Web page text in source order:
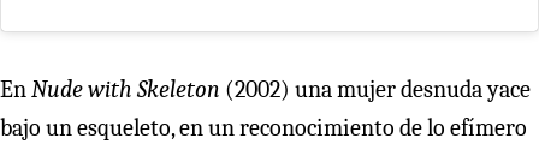
EnNude with Skeleton (2002) una mujer desnuda yace
bajo un esqueleto, en un reconocimiento de lo efímero